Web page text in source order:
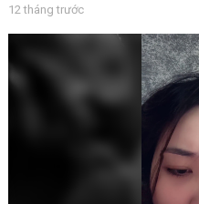
12 tháng trước